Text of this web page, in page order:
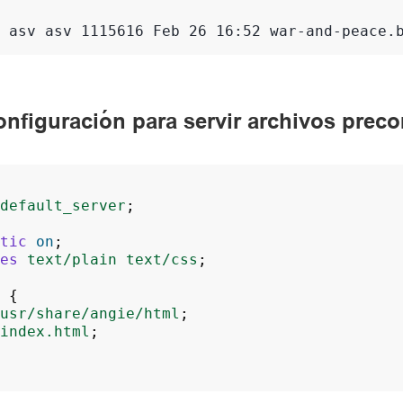
asv asv 1115616 Feb 26 16:52 war-and-
para servir archivos
default_server ;
on ;
text/plain text/css ;
{
share/angie/html ;
index.html ;